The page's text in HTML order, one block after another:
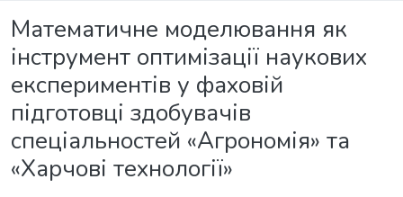
Математичне моделювання як
інструмент оптимізації наукових
експериментів у фаховій
підготовці здобувачів
спеціальностей «Агрономія» та
«Харчові технології»